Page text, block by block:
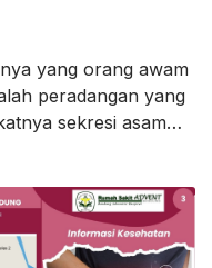
peradangan yang
sekresi asam